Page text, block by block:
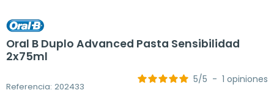
Oral B Duplo Advanced Pasta Sensibilidad
2x75ml
Referencia: 202433
5/5 - 1 opiniones